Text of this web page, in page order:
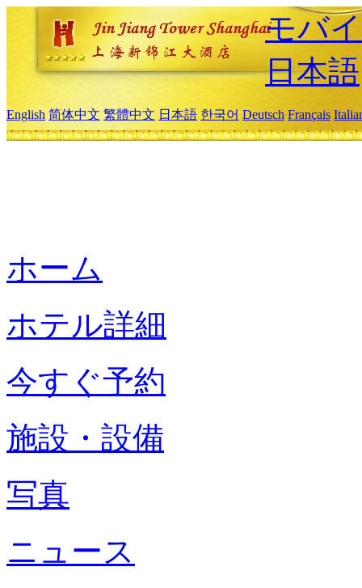
モバ
日本語
English 简体中文 繁體中文 日本語 한국어 Deutsch Français
ホーム
ホテル詳細
今すぐ予約
施設・設備
写真
ニュース